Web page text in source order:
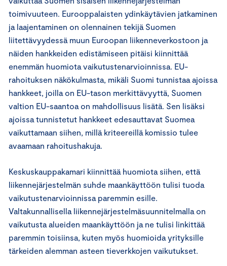
toimivuuteen. Eurooppalaisten ydinkäytävien jatkaminen
ja laajentaminen on olennainen tekijä Suomen
liitettävyydessä muun Euroopan liikenneverkostoon ja
näiden hankkeiden edistämiseen pitäisi kiinnittää
enemmän huomiota vaikutustenarvioinnissa. EU-
rahoituksen näkökulmasta, mikäli Suomi tunnistaa ajoissa
hankkeet, joilla on EU-tason merkittävyyttä, Suomen
valtion EU-saantoa on mahdollisuus lisätä. Sen lisäksi
ajoissa tunnistetut hankkeet edesauttavat Suomea
vaikuttamaan siihen, millä kriteereillä komissio tulee
avaamaan rahoitushakuja.
Keskuskauppakamari kiinnittää huomiota siihen, että
liikennejärjestelmän suhde maankäyttöön tulisi tuoda
vaikutustenarvioinnissa paremmin esille.
Valtakunnallisella liikennejärjestelmäsuunnitelmalla on
vaikutusta alueiden maankäyttöön ja ne tulisi linkittää
paremmin toisiinsa, kuten myös huomioida yrityksille
tärkeiden alemman asteen tieverkkojen vaikutukset.